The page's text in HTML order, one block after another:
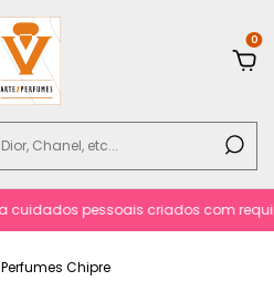
0
pessoais criados com requinte e
Perfumes Chipre